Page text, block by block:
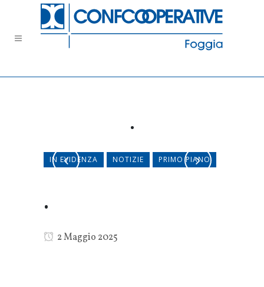
.
IN EVIDENZA NOTIZIE PRIMO PIANO
.
2 Maggio 2025